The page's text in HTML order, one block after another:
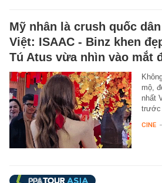
Mỹ nhân là crush quốc
Việt: ISAAC - Binz khen
Tú Atus vừa nhìn vào mắt
mộ,
nhất
trước
CINE -